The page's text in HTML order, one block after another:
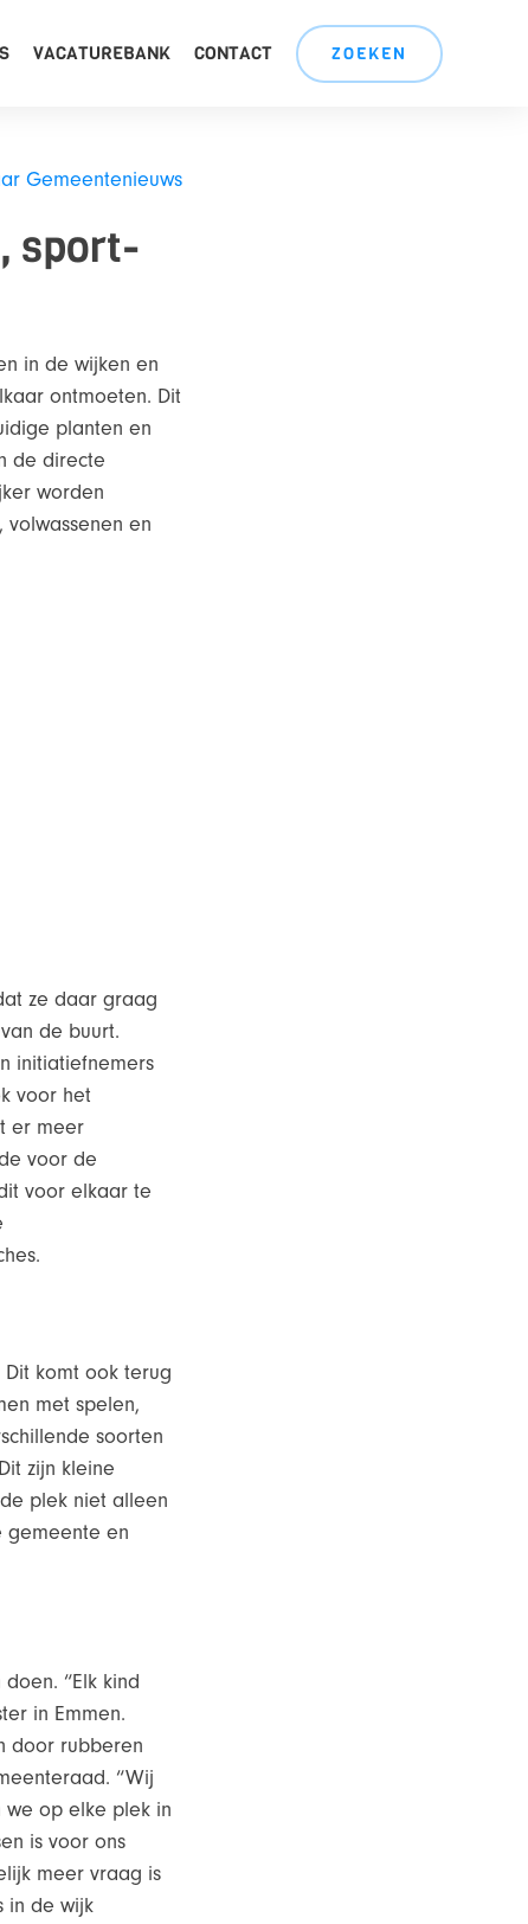
VACATUREBANK CONTACT ZOEKEN
Gemeentenieuws
sport-
in de wijken en
ontmoeten. Dit
planten en
de directe
worden
en
ze daar graag
de buurt.
initiatiefnemers
voor het
er meer
voor de
voor elkaar te
komt ook terug
met spelen,
soorten
zijn kleine
plek niet alleen
gemeente en
“Elk kind
in Emmen.
door rubberen
“Wij
we op elke plek in
is voor ons
meer vraag is
in de wijk